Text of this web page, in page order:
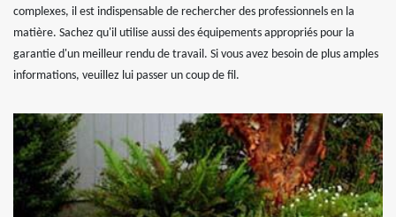
complexes, il est indispensable de rechercher des professionnels en la
matière. Sachez qu'il utilise aussi des équipements appropriés pour la
garantie d'un meilleur rendu de travail. Si vous avez besoin de plus amples
informations, veuillez lui passer un coup de fil.